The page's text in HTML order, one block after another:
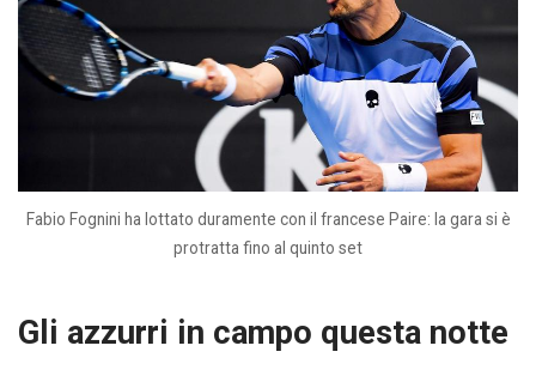
Fabio Fognini ha lottato duramente con il francese Paire: la gara si è
protratta fino al quinto set
Gli azzurri in campo questa notte